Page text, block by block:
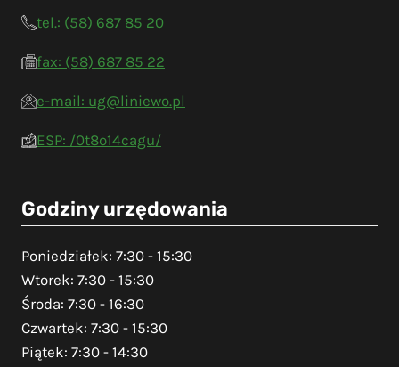
tel.: (58) 687 85 20
fax: (58) 687 85 22
e-mail: ug@liniewo.pl
ESP: /0t8o14cagu/
Godziny urzędowania
Poniedziałek: 7:30 - 15:30
Wtorek: 7:30 - 15:30
Środa: 7:30 - 16:30
Czwartek: 7:30 - 15:30
Piątek: 7:30 - 14:30